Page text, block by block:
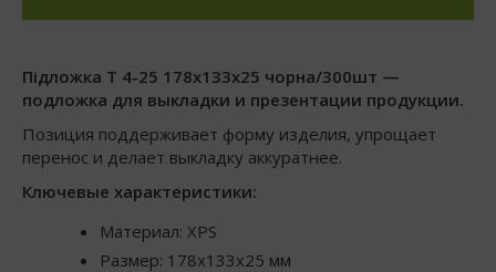
Підложка Т 4-25 178х133х25 чорна/300шт —
подложка для выкладки и презентации продукции.
Позиция поддерживает форму изделия, упрощает
перенос и делает выкладку аккуратнее.
Ключевые характеристики:
Материал: XPS
Размер: 178x133x25 мм